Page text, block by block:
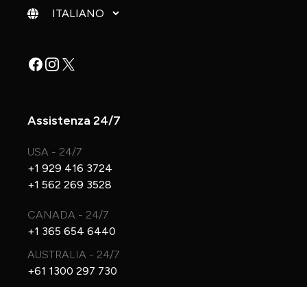
Cambia lingua
Facebook
Instagram
X
Assistenza 24/7
USA - 24/7
+1 929 416 3724
+1 562 269 3528
CANADA - 24/7
+1 365 654 6440
AUSTRALIA - 24/7
+61 1300 297 730